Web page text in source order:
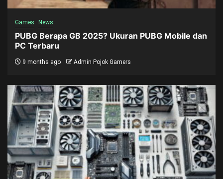
Games News
PUBG Berapa GB 2025? Ukuran PUBG Mobile dan
PC Terbaru
9 months ago Admin Pojok Gamers